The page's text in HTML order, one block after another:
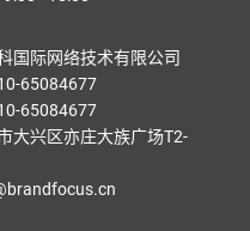
国际网络技术有限公司
65084677
65084677
大兴区亦庄大族广场T2-